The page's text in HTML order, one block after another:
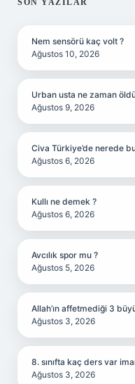
SIDEBAR
SON YAZILAR
Nem sensörü kaç volt ?
Ağustos 10, 2026
Urban usta ne zaman
Ağustos 9, 2026
Civa Türkiye’de nerede
Ağustos 6, 2026
Kullı ne demek ?
Ağustos 6, 2026
Avcılık spor mu ?
Ağustos 5, 2026
Allah’ın affetmediği 3
Ağustos 3, 2026
8. sınıfta kaç ders var
Ağustos 3, 2026